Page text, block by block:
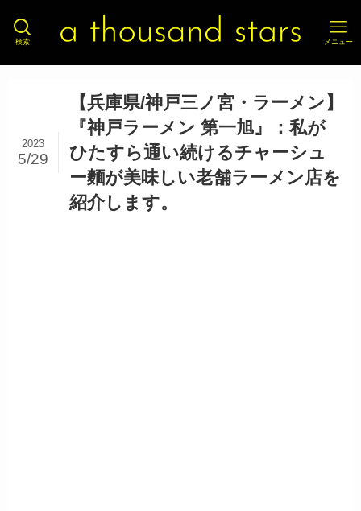
検索 メニュー
【兵庫県/神戸三ノ宮・ラーメン】
『神戸ラーメン 第一旭』：私が
ひたすら通い続けるチャーシュ
ー麵が美味しい老舗ラーメン店を
紹介します。
2023
5/29